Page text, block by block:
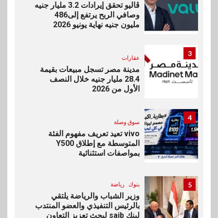
ڤاليو تحقق إيرادات 3.2 مليار جنيه
وصافي الربح يرتفع إلى486
مليون جنيه نهاية يونيو 2026
3
عقارات
مدينة مصر تسجل مبيعات بقيمة
28.4 مليار جنيه خلال النصف
الأول من 2026
4
سوق وصلة
vivo تعيد تعريف مفهوم الفئة
المتوسطة مع إطلاق Y500
بمواصفات استثنائية
5 بنوك رياضة
وزير الشباب والرياضة يلتقي
بالرئيس التنفيذي والعضو المنتدب
لبنك saib لبحث تعزيز التعاون